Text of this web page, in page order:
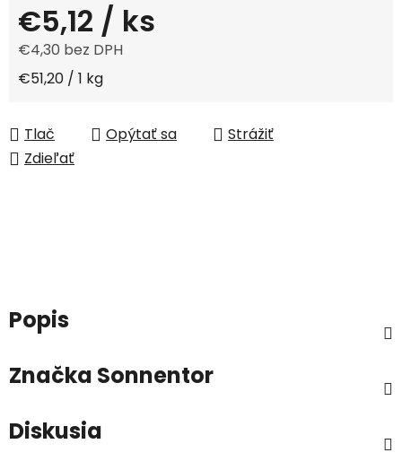
€5,12 / ks
€4,30 bez DPH
Jednotková cena:
€51,20 / 1 kg
Tlač Opýtať sa
Strážiť
Zdieľať
Popis
Značka Sonnentor
Diskusia